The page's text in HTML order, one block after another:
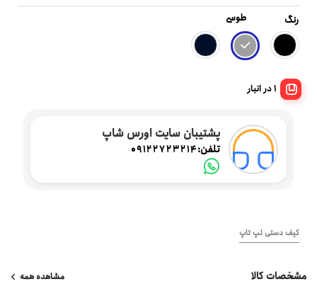
رنگ طوسی
1 در انبار
پشتیبان سایت اورس شاپ
تلفن:09122723214
کیف دستی لپ تاپ
مشخصات کالا مشاهده همه